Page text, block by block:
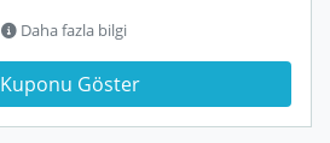
Daha fazla bilgi
Kuponu Göster